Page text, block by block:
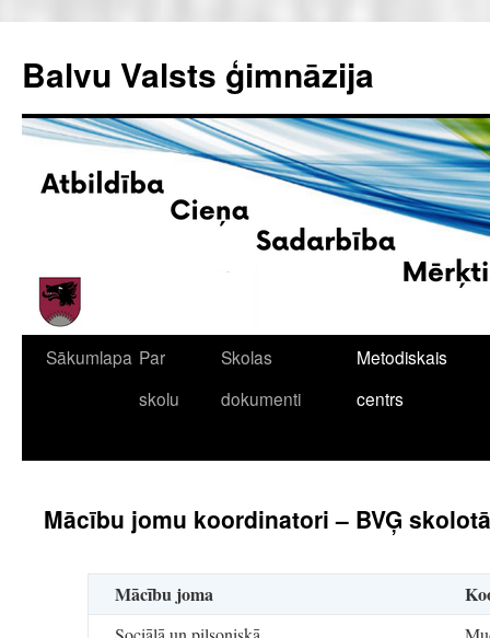
saturu
Balvu Valsts ģimnāzija
Sākumlapa Par
skolu
Skolas
dokumenti
Metodiskais
centrs
Mācību jomu koordinatori – BVĢ
Mācību joma